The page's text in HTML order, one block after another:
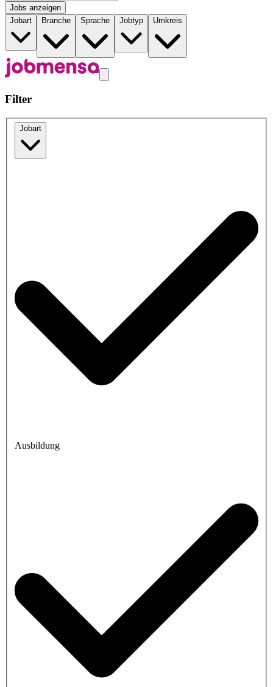
Jobs anzeigen
Jobart
Branche Sprache Jobtyp Umkreis
Filter
Jobart
Ausbildung